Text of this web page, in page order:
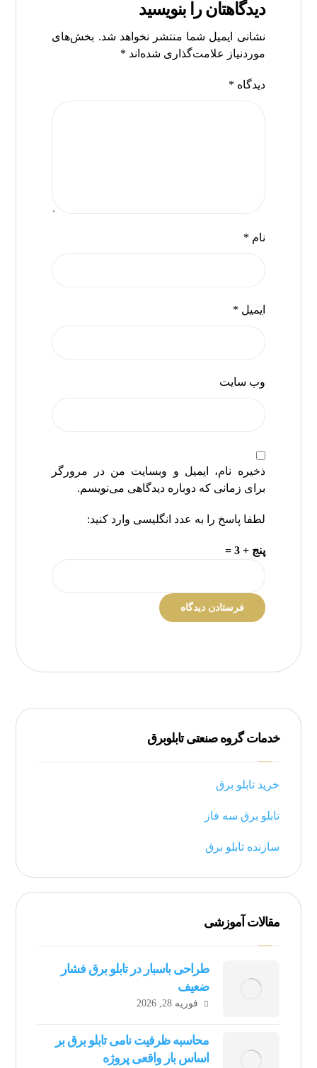
دیدگاهتان را بنویسید
نشانی ایمیل شما منتشر نخواهد شد. بخش‌های
موردنیاز علامت‌گذاری شده‌اند *
دیدگاه *
نام *
ایمیل *
وب‌ سایت
ذخیره نام، ایمیل و وبسایت من در مرورگر
برای زمانی که دوباره دیدگاهی می‌نویسم.
لطفا پاسخ را به عدد انگلیسی وارد کنید:
پنج + 3 =
خدمات گروه صنعتی تابلوبرق
خرید تابلو برق
تابلو برق سه فاز
سازنده تابلو برق
مقالات آموزشی
طراحی باسبار در تابلو برق فشار
ضعیف
فوریه 28, 2026
محاسبه ظرفیت نامی تابلو برق بر
اساس بار واقعی پروژه